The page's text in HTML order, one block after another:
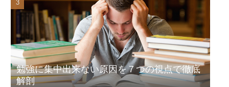
勉強に集中出来ない原因を７つの視点で徹底
解剖